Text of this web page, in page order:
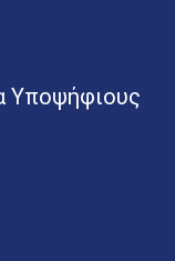
Υποψήφιους